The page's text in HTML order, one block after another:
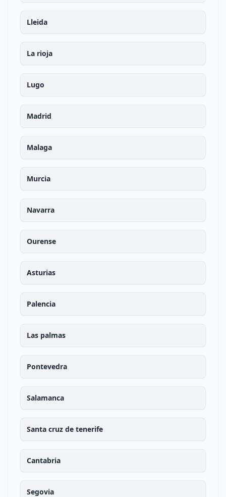
Lleida
La rioja
Lugo
Madrid
Malaga
Murcia
Navarra
Ourense
Asturias
Palencia
Las palmas
Pontevedra
Salamanca
Santa cruz de tenerife
Cantabria
Segovia